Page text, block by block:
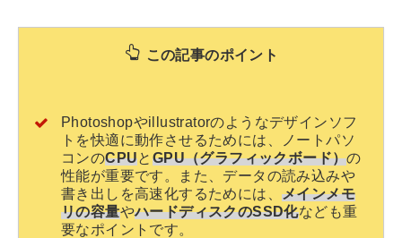
この記事のポイント
Photoshopやillustratorのようなデザインソフ
トを快適に動作させるためには、ノートパソ
コンのCPUと GPU（グラフィックボード）の
性能が重要です。また、データの読み込みや
書き出しを高速化するためには、 メインメモ
リの容量やハードディスクのSSD化なども重
要なポイントです。